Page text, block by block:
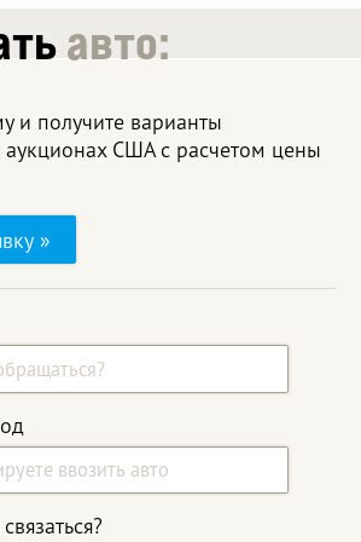
авто:
и получите варианты
США с расчетом цены
»